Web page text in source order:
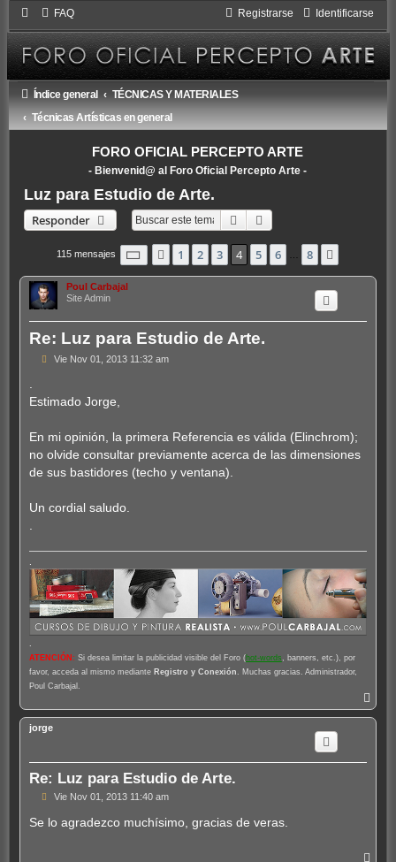
FAQ Identificarse
Registrarse
Índice general
TÉCNICAS Y MATERIALES
Técnicas Artísticas en general
FORO OFICIAL PERCEPTO ARTE
- Bienvenid@ al Foro Oficial Percepto Arte -
Luz para Estudio de Arte.
Responder Buscar
115 mensajes Página de
Anterior
1 2 3 4 5 6 8
Poul Carbajal
Site Admin
Re: Luz para Estudio de Arte.
M
a
Vie Nov 01, 2013 11:32 am
.
Estimado Jorge,
En mi opinión, la primera Referencia es válida (Elinchrom);
no olvide consultar previamente acerca de las dimensiones
de sus bastidores (techo y ventana).
Un cordial saludo.
.
.
ATENCIÓN : Si desea limitar la publicidad visible del Foro (hot-words , banners, etc.), por
favor, acceda al mismo mediante Registro y Conexión . Muchas gracias. Administrador,
Poul Carbajal.
r
r
jorge
Re: Luz para Estudio de Arte.
M
n
s
Vie Nov 01, 2013 11:40 am
Se lo agradezco muchísimo, gracias de veras.